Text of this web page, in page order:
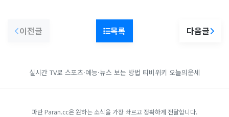
이전글 목록 다음글
실시간 TV로 스포츠·예능·뉴스 보는 방법 티비위키 오늘의운세
파란 Paran.cc은 원하는 소식을 가장 빠르고 정확하게 전달합니다.